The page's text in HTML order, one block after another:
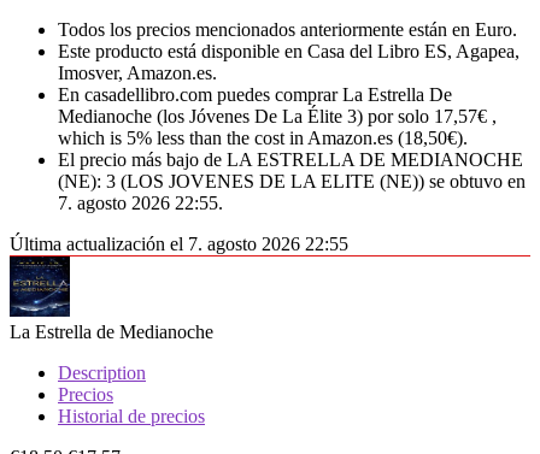
Todos los precios mencionados anteriormente están en Euro.
Este producto está disponible en Casa del Libro ES, Agapea,
Imosver, Amazon.es.
En casadellibro.com puedes comprar La Estrella De
Medianoche (los Jóvenes De La Élite 3) por solo 17,57€ ,
which is 5% less than the cost in Amazon.es (18,50€).
El precio más bajo de LA ESTRELLA DE MEDIANOCHE
(NE): 3 (LOS JOVENES DE LA ELITE (NE)) se obtuvo en
7. agosto 2026 22:55.
Última actualización el 7. agosto 2026 22:55
La Estrella de Medianoche
Description
Precios
Historial de precios